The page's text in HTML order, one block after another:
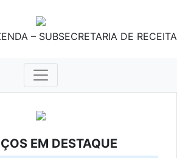
– SUBSECRETARIA DE RECEITA
EM DESTAQUE